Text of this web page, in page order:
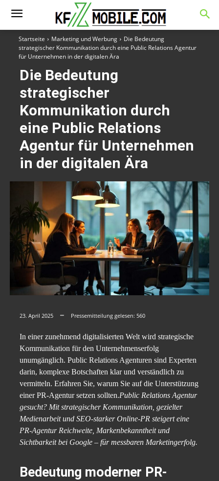
Startseite Marketing und Werbung
Die Bedeutung
strategischer Kommunikation durch eine Public Relations Agentur
für Unternehmen in der digitalen Ära
Die Bedeutung
strategischer
Kommunikation durch
eine Public Relations
Agentur für Unternehmen
in der digitalen Ära
23. April 2025 Pressemitteilung gelesen: 560
In einer zunehmend digitalisierten Welt wird strategische
Kommunikation für den Unternehmenserfolg
unumgänglich. Public Relations Agenturen sind Experten
darin, komplexe Botschaften klar und verständlich zu
vermitteln. Erfahren Sie, warum Sie auf die Unterstützung
einer PR-Agentur setzen sollten.Public Relations Agentur
gesucht? Mit strategischer Kommunikation, gezielter
Medienarbeit und SEO-starker Online-PR steigert eine
PR-Agentur Reichweite, Markenbekanntheit und
Sichtbarkeit bei Google – für messbaren Marketingerfolg.
Bedeutung moderner PR-